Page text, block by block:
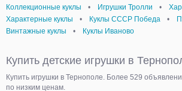
Коллекционные куклы
• Игрушки Тролли •
Характерные куклы
• Куклы СССР Победа •
Винтажные куклы
• Куклы Иваново
Купить детские игрушки в
Купить игрушки в Тернополе. Более 529
по низким ценам.